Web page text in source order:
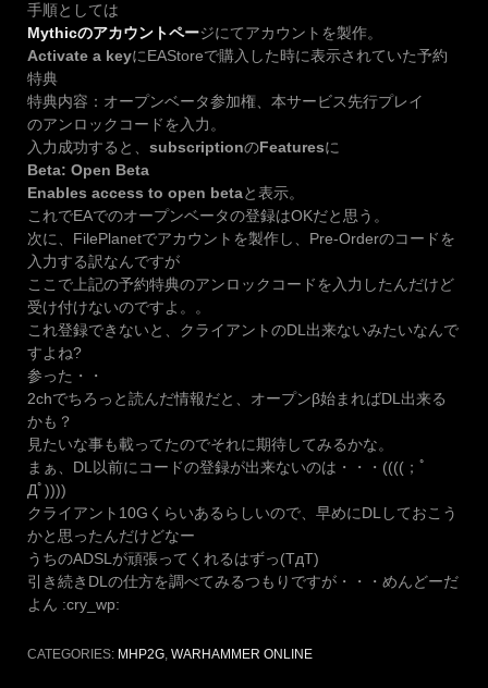
手順としては
Mythicのアカウントページにてアカウントを製作。
Activate a keyにEAStoreで購入した時に表示されていた予約
特典
特典内容：オープンベータ参加権、本サービス先行プレイ
のアンロックコードを入力。
入力成功すると、 subscriptionのFeaturesに
Beta: Open Beta
Enables access to open betaと表示。
これでEAでのオープンベータの登録はOKだと思う。
次に、FilePlanetでアカウントを製作し、Pre-Orderのコードを
入力する訳なんですが
ここで上記の予約特典のアンロックコードを入力したんだけど
受け付けないのですよ。。
これ登録できないと、クライアントのDL出来ないみたいなんで
すよね?
参った・・
2chでちろっと読んだ情報だと、オープンβ始まればDL出来る
かも？
見たいな事も載ってたのでそれに期待してみるかな。
まぁ、DL以前にコードの登録が出来ないのは・・・((((；ﾟ
Дﾟ))))
クライアント10Gくらいあるらしいので、早めにDLしておこう
かと思ったんだけどなー
うちのADSLが頑張ってくれるはずっ(TдT)
引き続きDLの仕方を調べてみるつもりですが・・・めんどーだ
よん :cry_wp:
CATEGORIES: MHP2G, WARHAMMER ONLINE